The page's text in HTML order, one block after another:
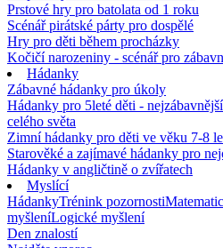
Prstové hry pro batolata od 1 roku
Scénář pirátské párty pro dospělé
Hry pro děti během procházky
Kočičí narozeniny - scénář pro
Hádanky
Zábavné hádanky pro úkoly
Hádanky pro 5leté děti -
celého světa
Zimní hádanky pro děti ve věku 7-8
Starověké a zajímavé hádanky pro
Hádanky v angličtině o zvířatech
Myslící
HádankyTrénink pozornosti
myšleníLogické myšlení
Den znalostí